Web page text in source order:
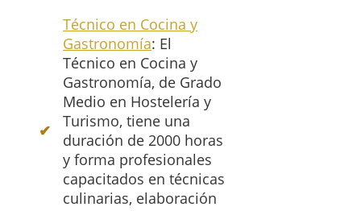
Técnico en Cocina y
Gastronomía: El
Técnico en Cocina y
Gastronomía, de Grado
Medio en Hostelería y
Turismo, tiene una
duración de 2000 horas
y forma profesionales
capacitados en técnicas
culinarias, elaboración